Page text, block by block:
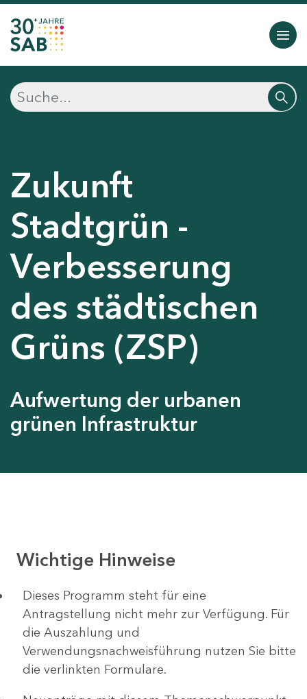
Zukunft
Stadtgrün -
Verbesserung
des städtischen
Grüns (ZSP)
Aufwertung der urbanen
grünen Infrastruktur
Wichtige Hinweise
Dieses Programm steht für eine
Antragstellung nicht mehr zur Verfügung. Für
die Auszahlung und
Verwendungsnachweisführung nutzen Sie bitte
die verlinkten Formulare.